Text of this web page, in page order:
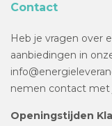
Contact
Heb je vragen over
aanbiedingen in
nemen contact met
Openingstijden